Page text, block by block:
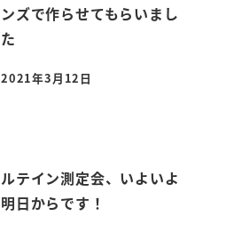
ンズで作らせてもらいまし
た
投稿日
2021年3月12日
ルテイン測定会、いよいよ
明日からです！